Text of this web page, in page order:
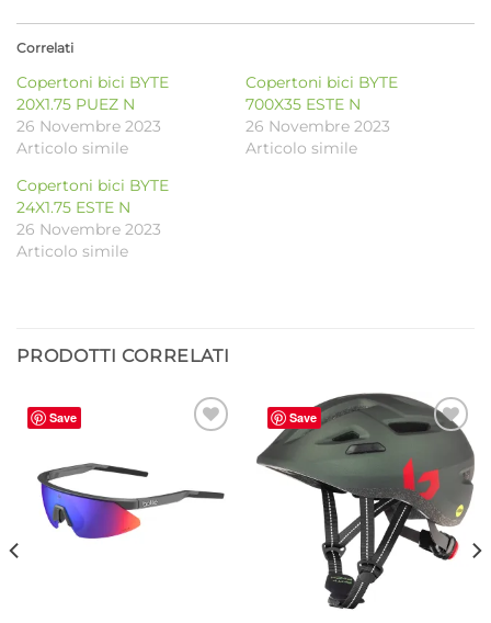
Correlati
Copertoni bici BYTE
20X1.75 PUEZ N
26 Novembre 2023
Articolo simile
Copertoni bici BYTE
700X35 ESTE N
26 Novembre 2023
Articolo simile
Copertoni bici BYTE
24X1.75 ESTE N
26 Novembre 2023
Articolo simile
PRODOTTI CORRELATI
Save
desideri
Save
alla lista
dei
desideri